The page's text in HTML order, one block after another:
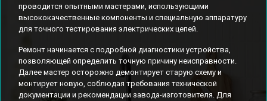
проводится опытными мастерами, использующими
высококачественные компоненты и специальную аппаратуру
для точного тестирования электрических цепей.
Ремонт начинается с подробной диагностики устройства,
позволяющей определить точную причину неисправности.
Далее мастер осторожно демонтирует старую схему и
монтирует новую, соблюдая требования технической
документации и рекомендации завода-изготовителя. Для